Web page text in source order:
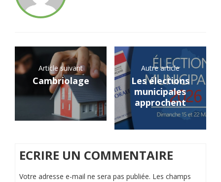
Article suivant
Cambriolage
Autre article
Les élections
municipales
approchent
ECRIRE UN COMMENTAIRE
Votre adresse e-mail ne sera pas publiée. Les champs